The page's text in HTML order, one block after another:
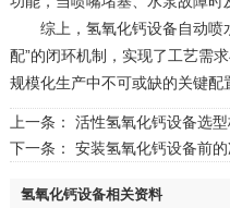
综上，氢氧化钙设备自动喷
配”的闭环机制，实现了工艺需
规模化生产中不可或缺的关键配
上一条： 活性氢氧化钙设备选
下一条： 安装氢氧化钙设备前
氢氧化钙设备相关资料